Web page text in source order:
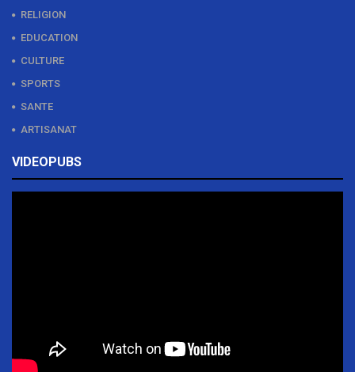
RELIGION
EDUCATION
CULTURE
SPORTS
SANTE
ARTISANAT
VIDEOPUBS